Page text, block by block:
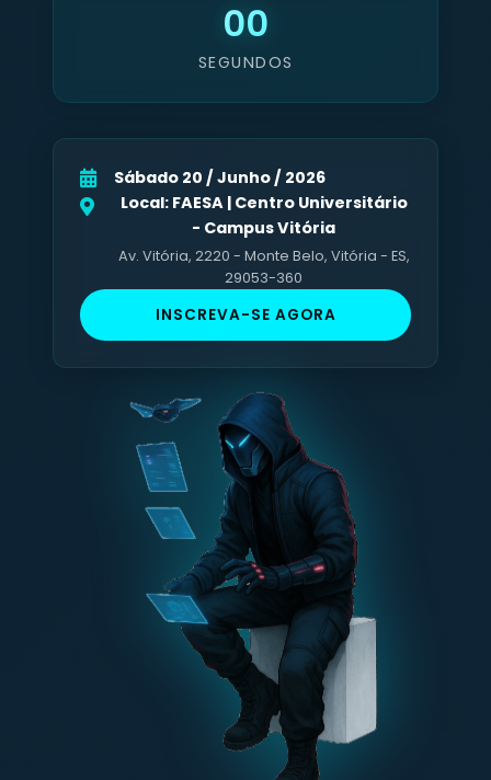
00
SEGUNDOS
Sábado 20 / Junho / 2026
Local: FAESA | Centro Universitário
- Campus Vitória
Av. Vitória, 2220 - Monte Belo, Vitória - ES,
29053-360
INSCREVA-SE AGORA